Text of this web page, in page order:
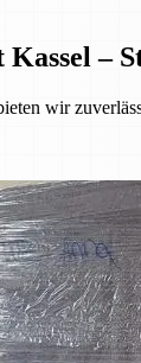
–
wir